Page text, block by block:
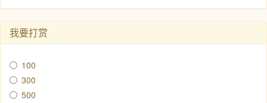
我要打赏
100
300
500